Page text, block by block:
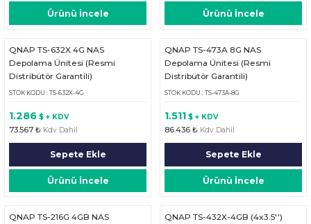
Ürünü İncele Ürünü İncele
QNAP TS-632X 4G NAS
Depolama Ünitesi (Resmi
Distribütör Garantili)
STOK KODU : TS-632X-4G
1.286 $ + KDV
73.567 ₺ Kdv Dahil
Sepete Ekle
Ürünü İncele
QNAP TS-473A 8G NAS
Depolama Ünitesi (Resmi
Distribütör Garantili)
STOK KODU : TS-473A-8G
1.511 $ + KDV
86.436 ₺ Kdv Dahil
Sepete Ekle
Ürünü İncele
QNAP TS-216G 4GB NAS
QNAP TS-432X-4GB (4x3.5'')